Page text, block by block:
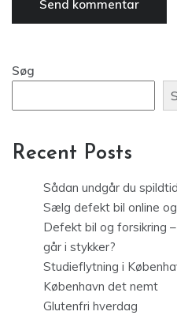
Søg
Recent Posts
Sådan undgår du
Sælg defekt bil online
Defekt bil og forsikring
går i stykker?
Studieflytning i
København det nemt
Glutenfri hverdag